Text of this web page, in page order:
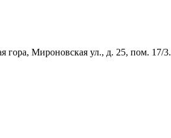
Мироновская ул., д. 25, пом. 17/3.